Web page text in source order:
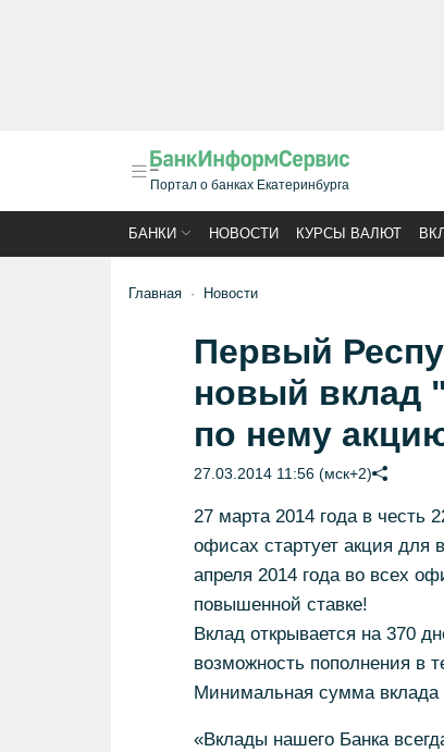
Портал о банках Екатеринбурга
БАНКИ НОВОСТИ КУРСЫ ВАЛЮТ
Главная Новости
Первый
новый вклад
по нему
27.03.2014 11:56 (мск+2)
27 марта 2014 года в честь
офисах стартует акция для
апреля 2014 года во всех
повышенной ставке!
Вклад открывается на 370
возможность пополнения в
Минимальная сумма вклада
«Вклады нашего Банка